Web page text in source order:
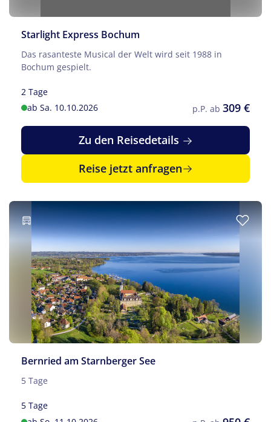
Starlight Express Bochum
Das rasanteste Musical der Welt wird seit 1988 in
Bochum gespielt.
2 Tage
ab Sa. 10.10.2026
p.P. ab 309 €
Zu den Reisedetails
Reise jetzt anfragen
Bernried am Starnberger See
5 Tage
5 Tage